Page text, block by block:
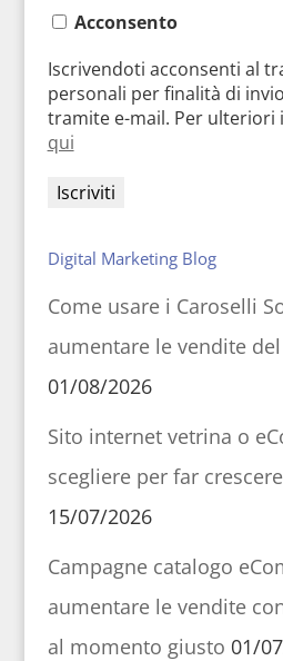
Acconsento
Iscrivendoti acconsenti al
personali per finalità di
tramite e-mail. Per ulteriori
qui
Digital Marketing Blog
Come usare i Caroselli
aumentare le vendite
01/08/2026
Sito internet vetrina o
scegliere per far
15/07/2026
Campagne catalogo
aumentare le vendite
al momento giusto 01/